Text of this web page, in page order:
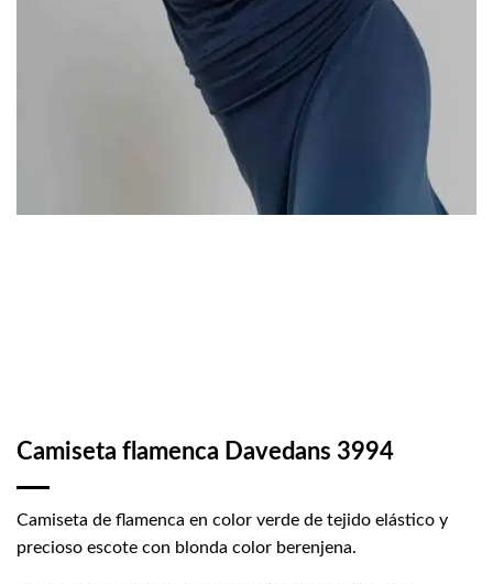
Camiseta flamenca Davedans 3994
Camiseta de flamenca en color verde de tejido elástico y
precioso escote con blonda color berenjena.